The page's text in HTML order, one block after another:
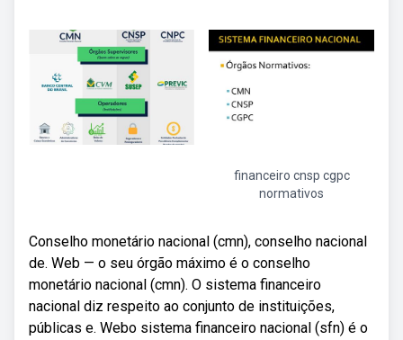
financeiro cnsp cgpc
normativos
Conselho monetário nacional (cmn), conselho nacional
de. Web — o seu órgão máximo é o conselho
monetário nacional (cmn). O sistema financeiro
nacional diz respeito ao conjunto de instituições,
públicas e. Webo sistema financeiro nacional (sfn) é o